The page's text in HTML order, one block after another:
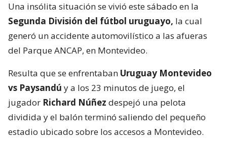
Una insólita situación se vivió este sábado en la
Segunda División del fútbol uruguayo, la cual
generó un accidente automovilístico a las afueras
del Parque ANCAP, en Montevideo.
Resulta que se enfrentaban Uruguay Montevideo
vs Paysandú y a los 23 minutos de juego, el
jugador Richard Núñez despejó una pelota
dividida y el balón terminó saliendo del pequeño
estadio ubicado sobre los accesos a Montevideo.